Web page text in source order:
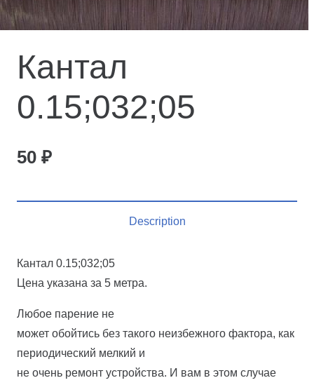
Кантал
0.15;032;05
50 ₽
Description
Кантал 0.15;032;05
Цена указана за 5 метра.
Любое парение не
может обойтись без такого неизбежного фактора, как
периодический мелкий и
не очень ремонт устройства. И вам в этом случае